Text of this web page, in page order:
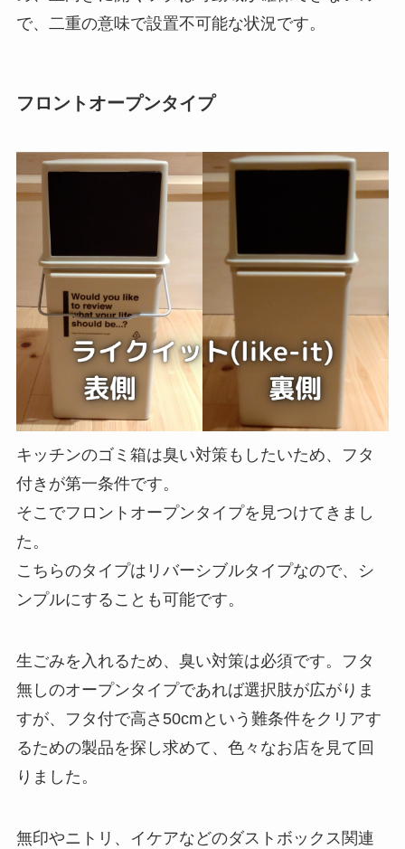
で、二重の意味で設置不可能な状況です。
フロントオープンタイプ
キッチンのゴミ箱は臭い対策もしたいため、フタ
付きが第一条件です。
そこでフロントオープンタイプを見つけてきまし
た。
こちらのタイプはリバーシブルタイプなので、シ
ンプルにすることも可能です。
生ごみを入れるため、臭い対策は必須です。フタ
無しのオープンタイプであれば選択肢が広がりま
すが、フタ付で高さ50cmという難条件をクリアす
るための製品を探し求めて、色々なお店を見て回
りました。
無印やニトリ、イケアなどのダストボックス関連